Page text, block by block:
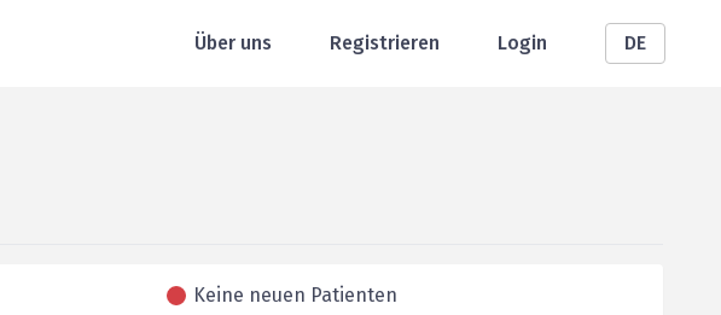
Über uns Registrieren Login DE
Keine neuen Patienten